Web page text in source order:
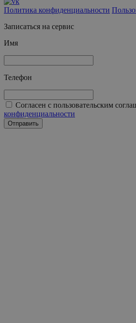
Политика конфиденциальности
Записаться на сервис
Имя
Телефон
Согласен с пользовательским
конфиденциальности
Отправить